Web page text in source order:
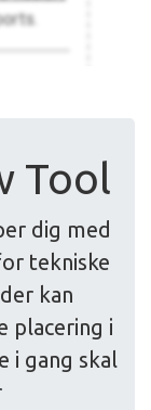
Tool
dig med
tekniske
kan
placering i
i gang skal